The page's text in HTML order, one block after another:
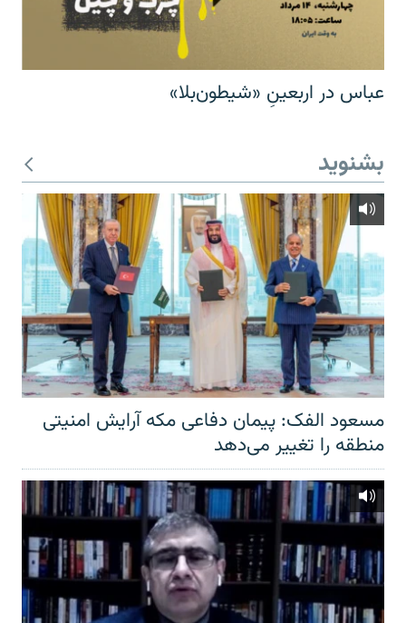
عباس در اربعینِ «شیطون‌بلا»
بشنوید
مسعود الفک: پیمان دفاعی مکه آرایش امنیتی
منطقه را تغییر می‌دهد